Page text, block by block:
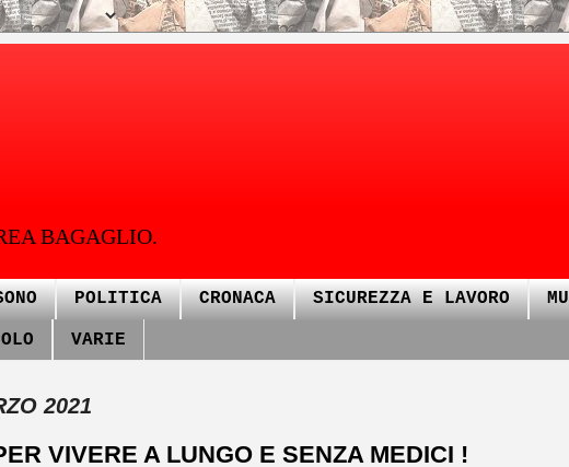
BAGAGLIO.
POLITICA CRONACA SICUREZZA E LAVORO
VARIE
2021
VIVERE A LUNGO E SENZA MEDICI !